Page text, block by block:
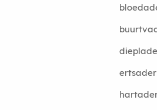
ertsader